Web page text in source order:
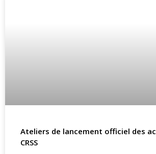
Ateliers de lancement officiel des
CRSS